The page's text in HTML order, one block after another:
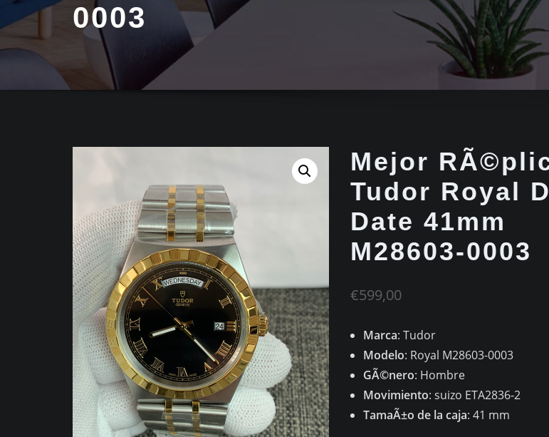
0003
Mejor
Tudor Royal
Date 41mm
M28603-0003
€599,00
Marca: Tudor
Modelo: Royal M28603-0003
GÃ©nero: Hombre
Movimiento: suizo ETA2836-2
TamaÃ±o de la caja: 41 mm